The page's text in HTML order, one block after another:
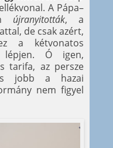
A Pápa–
újranyitották, a
de csak azért,
a kétvonatos
lépjen. Ó igen,
tarifa, az persze
jobb a hazai
nem figyel